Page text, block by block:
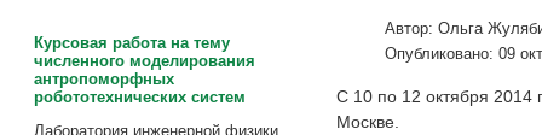
Курсовая работа на тему
численного моделирования
антропоморфных
робототехнических систем
Лаборатория инженерной физики
Автор: Ольга
Опубликовано: 09
С 10 по 12 октября 2014
Москве.